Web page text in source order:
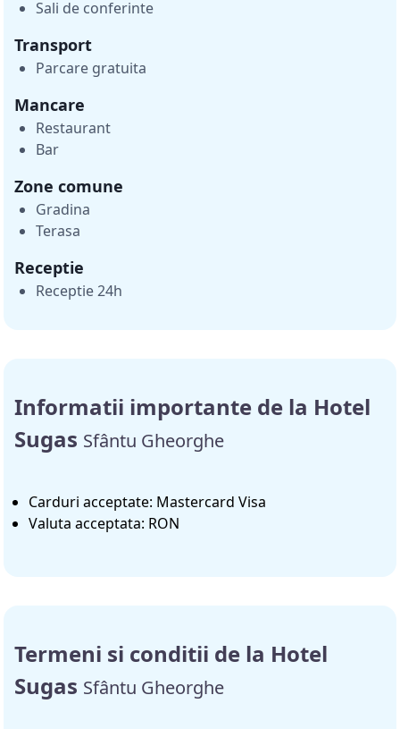
Sali de conferinte
Transport
Parcare gratuita
Mancare
Restaurant
Bar
Zone comune
Gradina
Terasa
Receptie
Receptie 24h
Informatii importante de la Hotel
Sugas Sfântu Gheorghe
Carduri acceptate: Mastercard Visa
Valuta acceptata: RON
Termeni si conditii de la Hotel
Sugas Sfântu Gheorghe